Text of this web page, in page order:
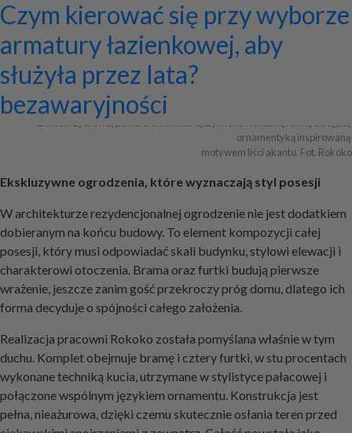
+ Dodaj firmę + Dodaj artykuł
Archiwa
Ekskluzywne ogrodzenia z
pałacowym rozmachem
Dwuskrzydłowa, pełna brama kuta łączy monumentalną formę z bogatą
ornamentyką inspirowaną
motywem liści akantu. Fot. Rokoko
Ekskluzywne ogrodzenia, które wyznaczają styl posesji
W architekturze rezydencjonalnej ogrodzenie nie jest dodatkiem
dobieranym na końcu budowy. To element kompozycji całej
posesji, który musi odpowiadać skali budynku, stylowi elewacji i
charakterowi otoczenia. Brama oraz furtki budują pierwsze
wrażenie, jeszcze zanim gość przekroczy próg domu, dlatego ich
forma decyduje o spójności całego założenia.
Realizacja pracowni Rokoko została pomyślana właśnie w tym
duchu. Komplet obejmuje bramę i cztery furtki, w stu procentach
wykonane techniką kucia, utrzymane w stylistyce pałacowej i
połączone wspólnym językiem ornamentu. Konstrukcja jest
pełna, nieażurowa, dzięki czemu skutecznie osłania teren przed
Program do projektowania
wentylacji mechanicznej
Jak zaprojektować ścianę
telewizyjną, która pasuje do
całej aranżacji?
Systemy zamocowań dachów
płaskich i skośnych oraz lekkiej
obudowy firmy ETANCO
Dom z prefabrykatów opinie –
co naprawdę warto ocenić przed
budową?
Nowoczesne bramy przesuwne:
wyznaczniki trwałości,
bezpieczeństwa i
bezawaryjności
Jak dobrać maskownicę
karnisza? Praktyczny poradnik
Licznik Geigera w kontroli
materiałów budowlanych i
złomu
Jak ograniczyć ryzyko
przestojów przy pracy maszyn
geotechnicznych?
Czym kierować się przy wyborze
armatury łazienkowej, aby
służyła przez lata?